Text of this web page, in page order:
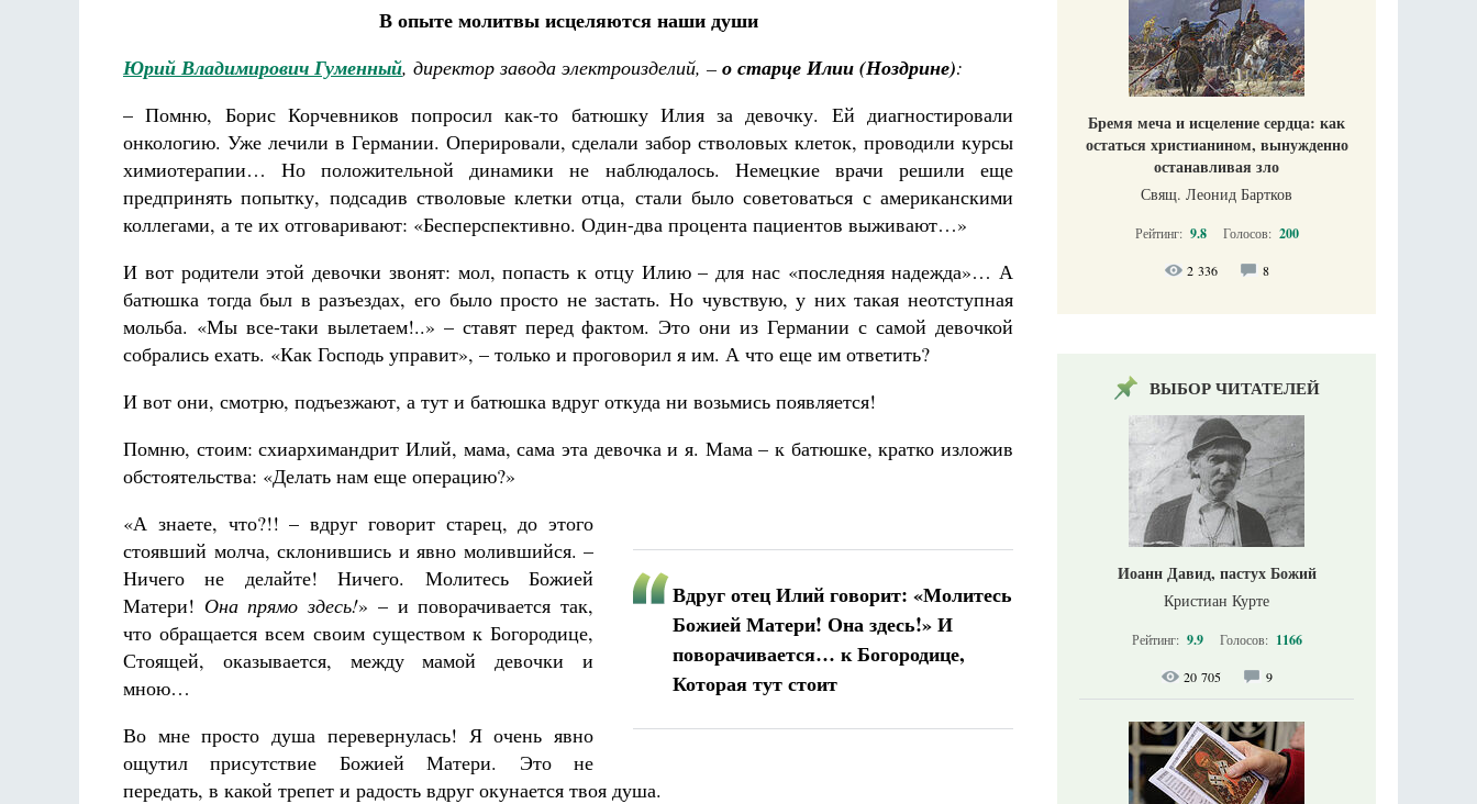
В опыте молитвы исцеляются наши души
Юрий Владимирович Гуменный, директор завода электроизделий, – о старце Илии (Ноздрине):
– Помню, Борис Корчевников попросил как-то батюшку Илия за девочку. Ей диагностировали
онкологию. Уже лечили в Германии. Оперировали, сделали забор стволовых клеток, проводили курсы
химиотерапии… Но положительной динамики не наблюдалось. Немецкие врачи решили еще
предпринять попытку, подсадив стволовые клетки отца, стали было советоваться с американскими
коллегами, а те их отговаривают: «Бесперспективно. Один-два процента пациентов выживают…»
И вот родители этой девочки звонят: мол, попасть к отцу Илию – для нас «последняя надежда»… А
батюшка тогда был в разъездах, его было просто не застать. Но чувствую, у них такая неотступная
мольба. «Мы все-таки вылетаем!..» – ставят перед фактом. Это они из Германии с самой девочкой
собрались ехать. «Как Господь управит», – только и проговорил я им. А что еще им ответить?
И вот они, смотрю, подъезжают, а тут и батюшка вдруг откуда ни возьмись появляется!
Помню, стоим: схиархимандрит Илий, мама, сама эта девочка и я. Мама – к батюшке, кратко изложив
обстоятельства: «Делать нам еще операцию?»
Вдруг отец Илий говорит: «Молитесь
Божией Матери! Она здесь!» И
поворачивается… к Богородице,
Которая тут стоит
«А знаете, что?!! – вдруг говорит старец, до этого
стоявший молча, склонившись и явно молившийся. –
Ничего не делайте! Ничего. Молитесь Божией
Матери! Она прямо здесь!» – и поворачивается так,
что обращается всем своим существом к Богородице,
Стоящей, оказывается, между мамой девочки и
мною…
Во мне просто душа перевернулась! Я очень явно
ощутил присутствие Божией Матери. Это не
передать, в какой трепет и радость вдруг окунается твоя душа.
Бремя меча и исцеление сердца: как
остаться христианином, вынужденно
останавливая зло
Свящ. Леонид Бартков
Рейтинг: 9.8 Голосов: 200
2 336 8
ВЫБОР ЧИТАТЕЛЕЙ
Иоанн Давид, пастух Божий
Кристиан Курте
Рейтинг: 9.9 Голосов: 1166
20 705 9